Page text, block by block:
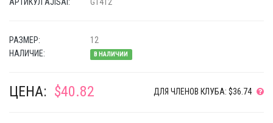
РАЗМЕР:
12
НАЛИЧИЕ:
В НАЛИЧИИ
ЦЕНА: $40.82 ДЛЯ ЧЛЕНОВ КЛУБА: $36.74